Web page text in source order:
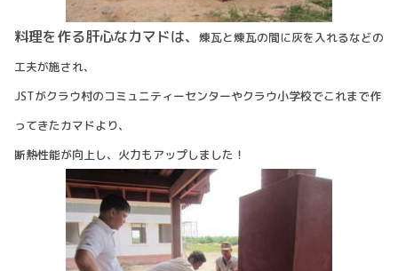
料理を作る肝心なカマドは、
煉瓦と煉瓦の間に灰を入れるなどの
工夫が施され、
JSTがクラウ村のコミュニティーセンターやクラウ小学校でこれまで作
ってきたカマドより、
断熱性能が向上し、火力もアップしました！